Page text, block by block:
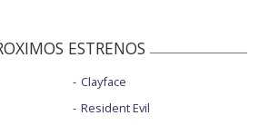
ESTRENOS
Clayface
Resident Evil